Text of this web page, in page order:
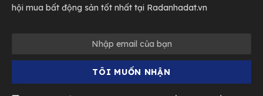
hội mua bất động sản tốt nhất tại Radanhadat.vn